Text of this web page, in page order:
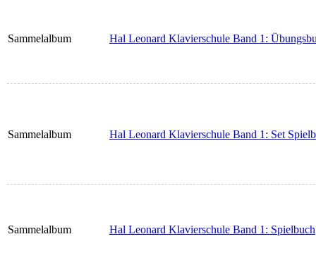
Sammelalbum Hal Leonard Klavierschule Band 1:
Sammelalbum Hal Leonard Klavierschule Band 1: Set
Sammelalbum Hal Leonard Klavierschule Band 1: Spielbuch